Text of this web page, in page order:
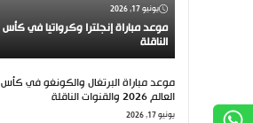
يونيو 17, 2026
الناقلة
موعد مباراة البرتغال والكونغو في كأس
العالم 2026 والقنوات الناقلة
يونيو 17, 2026